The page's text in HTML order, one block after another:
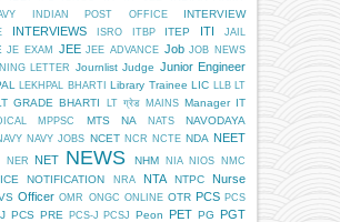
INDIAN POST OFFICE INTERVIEW
INTERVIEWS ISRO ITBP ITEP ITI
JAIL
JE EXAM JEE JEE ADVANCE Job JOB NEWS
LETTER Journlist Judge Junior Engineer
LEKHPAL BHARTI Library Trainee LIC LLB LT
GRADE BHARTI LT ग्रेड MAINS Manager IT
MPPSC MTS NA NATS
NAVODAYA
NAVY JOBS NCET NCR NCTE NDA NEET
NER NET NEWS NHM NIA NIOS
NMC
NOTIFICATION NRA NTA NTPC Nurse
Officer OMR ONGC ONLINE OTR PCS PCS
PCS PRE PCS-J PCSJ Peon PET PG PGT